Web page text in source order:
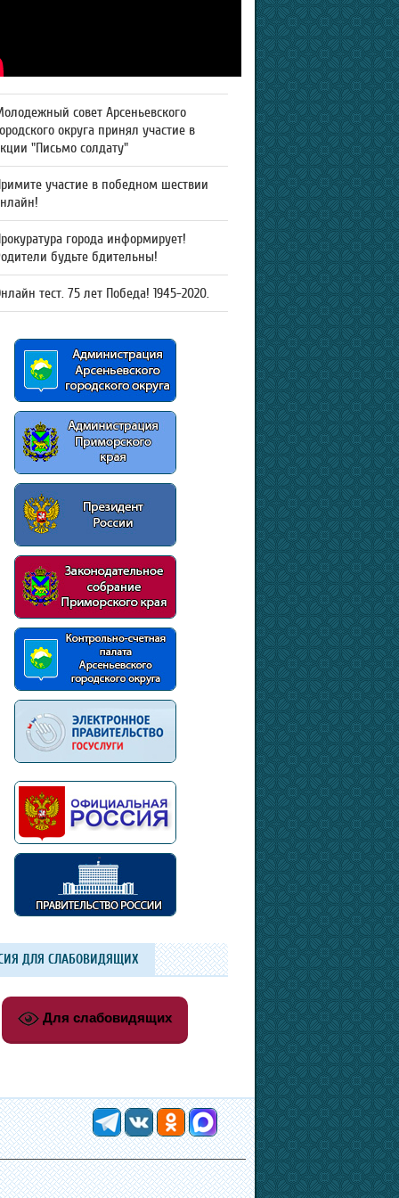
совет Арсеньевского
округа принял участие в
"Письмо солдату"
участие в победном шествии
города информирует!
будьте бдительны!
тест. 75 лет Победа! 1945-2020.
ДЛЯ СЛАБОВИДЯЩИХ
Для слабовидящих